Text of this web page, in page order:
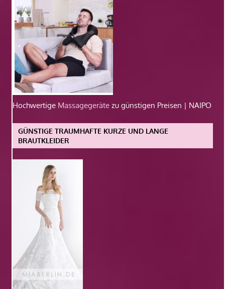
Hochwertige Massagegeräte zu günstigen Preisen | NAIPO
GÜNSTIGE TRAUMHAFTE KURZE UND LANGE
BRAUTKLEIDER